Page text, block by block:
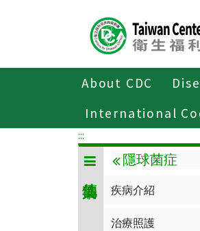
About CDC
International傳染病與
:::
隱球菌症
疾病介紹
治療照護